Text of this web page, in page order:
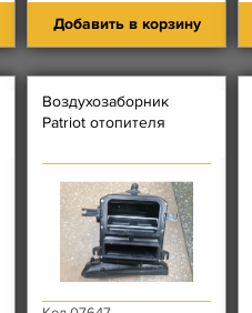
Добавить в корзину
Воздухозаборник
Patriot отопителя